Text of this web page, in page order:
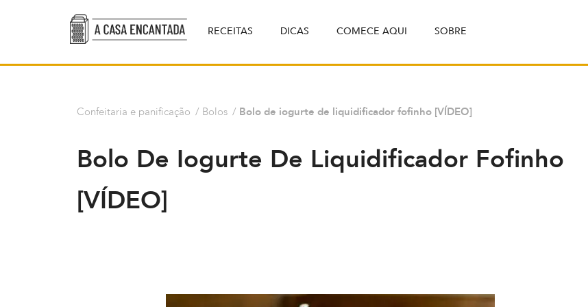
RECEITAS DICAS COMECE AQUI SOBRE
Confeitaria e panificação / Bolos / Bolo de iogurte de liquidificador fofinho [VÍDEO]
Bolo De Iogurte De Liquidificador Fofinho
[VÍDEO]